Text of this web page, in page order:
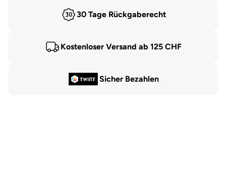
30 Tage Rückgaberecht
Kostenloser Versand ab 125 CHF
Sicher Bezahlen